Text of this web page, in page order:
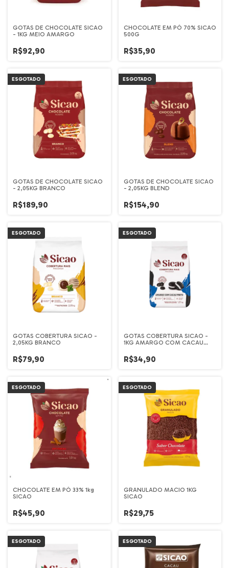
GOTAS DE CHOCOLATE SICAO
- 1KG MEIO AMARGO
R$92,90
CHOCOLATE EM PÓ 70% SICAO
500G
R$35,90
ESGOTADO
GOTAS DE CHOCOLATE SICAO
- 2,05KG BRANCO
R$189,90
ESGOTADO
GOTAS DE CHOCOLATE SICAO
- 2,05KG BLEND
R$154,90
ESGOTADO
GOTAS COBERTURA SICAO -
2,05KG BRANCO
R$79,90
ESGOTADO
GOTAS COBERTURA SICAO -
1KG AMARGO COM CACAU
R$34,90
ESGOTADO
CHOCOLATE EM PÓ 33% 1kg
SICAO
R$45,90
ESGOTADO
GRANULADO MACIO 1KG
SICAO
R$29,75
ESGOTADO ESGOTADO